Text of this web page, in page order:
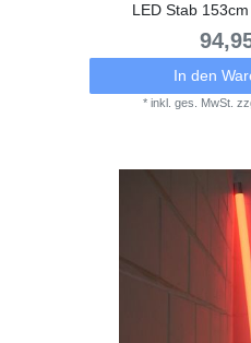
LED Stab
In den
*inkl. ges. MwSt.